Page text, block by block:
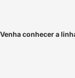
Venha conhecer a